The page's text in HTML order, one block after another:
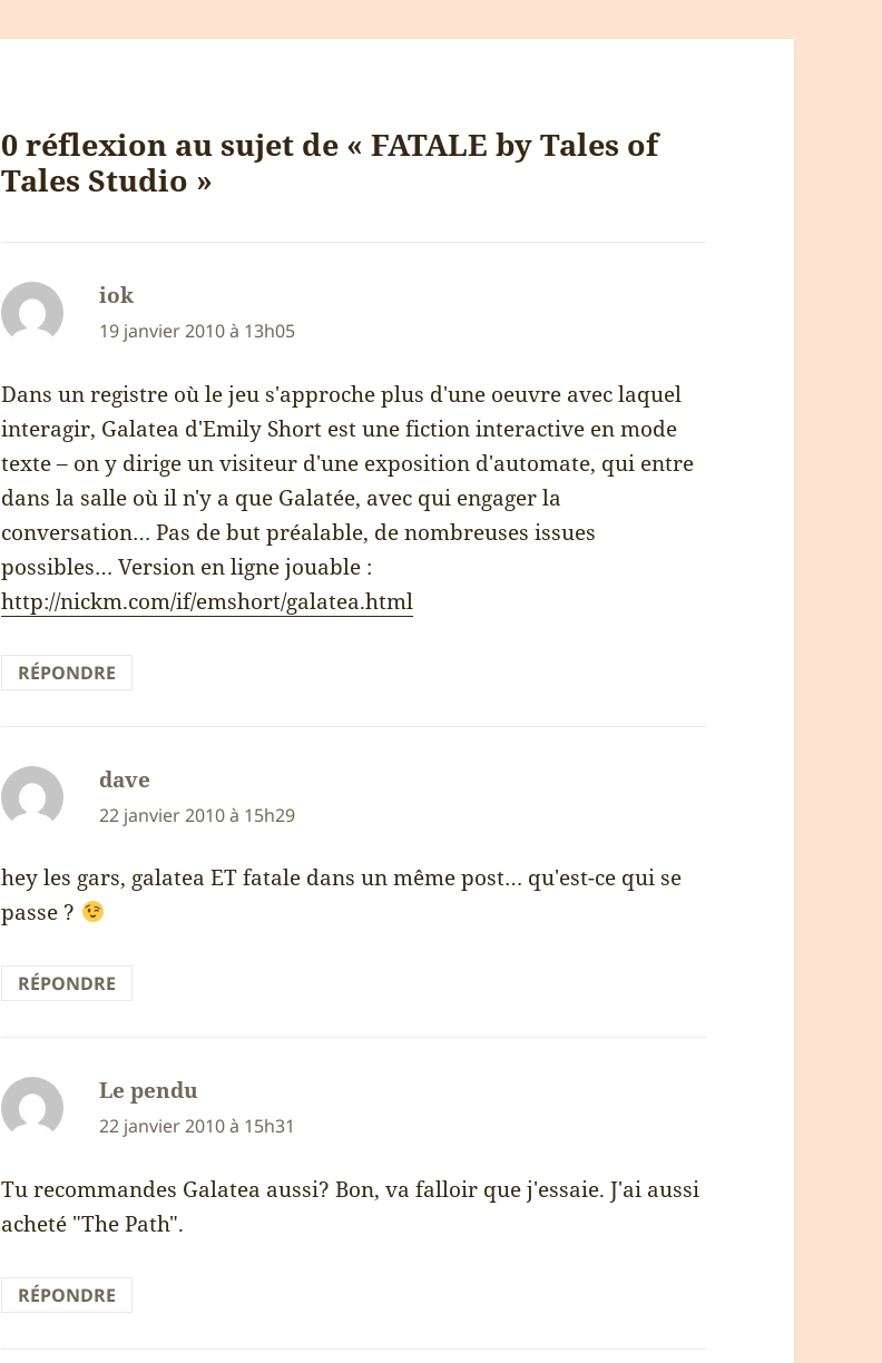
0 réflexion au sujet de « FATALE by Tales of
Tales Studio »
iok
19 janvier 2010 à 13h05
Dans un registre où le jeu s'approche plus d'une oeuvre avec laquel
interagir, Galatea d'Emily Short est une fiction interactive en mode
texte – on y dirige un visiteur d'une exposition d'automate, qui entre
dans la salle où il n'y a que Galatée, avec qui engager la
conversation… Pas de but préalable, de nombreuses issues
possibles… Version en ligne jouable :
http://nickm.com/if/emshort/galatea.html
RÉPONDRE
dave
22 janvier 2010 à 15h29
hey les gars, galatea ET fatale dans un même post… qu'est-ce qui se
passe ?
RÉPONDRE
Le pendu
22 janvier 2010 à 15h31
Tu recommandes Galatea aussi? Bon, va falloir que j'essaie. J'ai aussi
acheté "The Path".
RÉPONDRE